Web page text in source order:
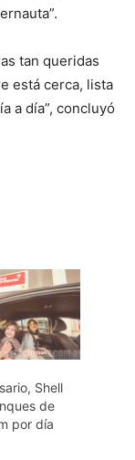
tan queridas
está cerca, lista
a día”, concluyó
Shell
de
por día